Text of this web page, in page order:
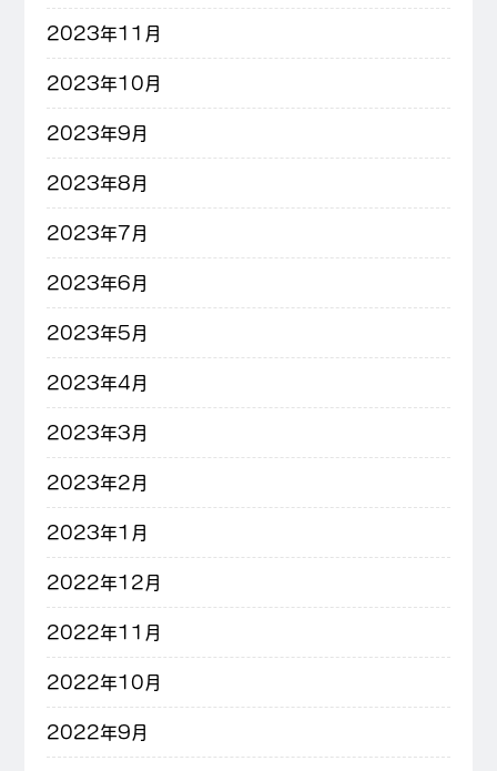
2023年11月
2023年10月
2023年9月
2023年8月
2023年7月
2023年6月
2023年5月
2023年4月
2023年3月
2023年2月
2023年1月
2022年12月
2022年11月
2022年10月
2022年9月